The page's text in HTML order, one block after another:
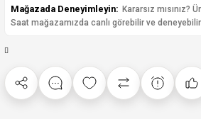
Mağazada Deneyimleyin: Kararsız mısınız?
Saat mağazamızda canlı görebilir ve